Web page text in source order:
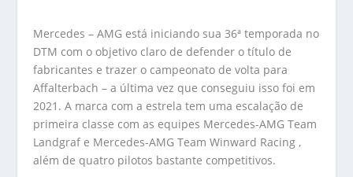
Mercedes – AMG está iniciando sua 36ª temporada no
DTM com o objetivo claro de defender o título de
fabricantes e trazer o campeonato de volta para
Affalterbach – a última vez que conseguiu isso foi em
2021. A marca com a estrela tem uma escalação de
primeira classe com as equipes Mercedes-AMG Team
Landgraf e Mercedes-AMG Team Winward Racing ,
além de quatro pilotos bastante competitivos.